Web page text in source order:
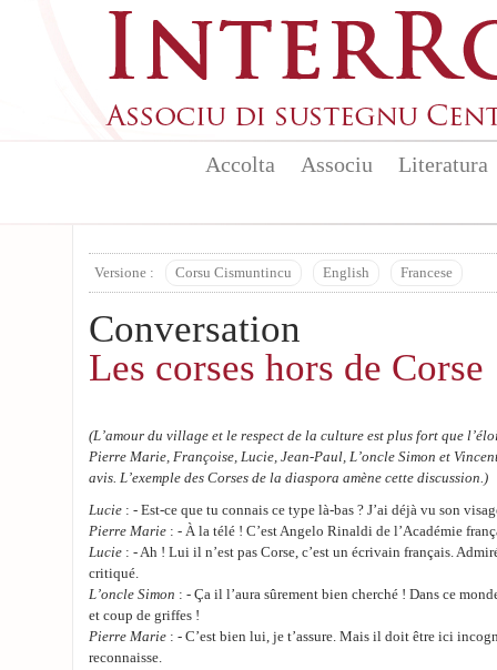
Accolta Associu Literatura
Versione : Corsu Cismuntincu English Francese
Conversation
Les corses hors de Corse
(L’amour du village et le respect de la culture est plus fort que
Pierre Marie, Françoise, Lucie, Jean-Paul, L’oncle Simon et
avis. L’exemple des Corses de la diaspora amène cette discussion.)
Lucie : - Est-ce que tu connais ce type là-bas ? J’ai déjà vu son
Pierre Marie : - À la télé ! C’est Angelo Rinaldi de l’Académie
Lucie : - Ah ! Lui il n’est pas Corse, c’est un écrivain français.
critiqué.
L’oncle Simon : - Ça il l’aura sûrement bien cherché ! Dans ce
et coup de griffes !
Pierre Marie : - C’est bien lui, je t’assure. Mais il doit être ici
reconnaisse.